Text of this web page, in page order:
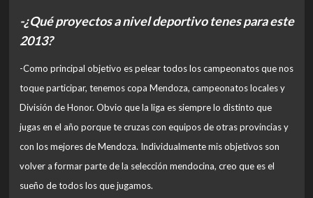
-¿Qué proyectos a nivel deportivo tenes para este
2013?
-Como principal objetivo es pelear todos los campeonatos que nos
toque participar, tenemos copa Mendoza, campeonatos locales y
División de Honor. Obvio que la liga es siempre lo distinto que
jugas en el año porque te cruzas con equipos de otras provincias y
con los mejores de Mendoza. Individualmente mis objetivos son
volver a formar parte de la selección mendocina, creo que es el
sueño de todos los que jugamos.